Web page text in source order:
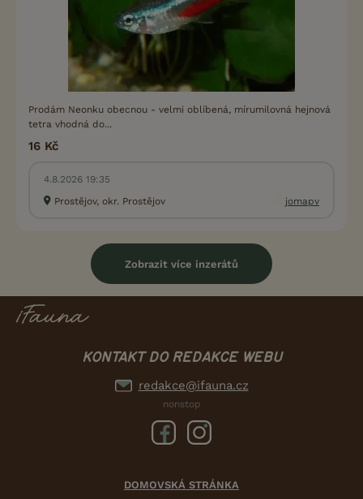
Prodám Neonku obecnou - velmi oblíbená, mírumilovná hejnová
tetra vhodná do...
16 Kč
4.8.2026 19:35
Prostějov, okr. Prostějov
jomapv
Zobrazit více inzerátů
KONTAKT DO REDAKCE WEBU
redakce@ifauna.cz
nonstop
DOMOVSKÁ STRÁNKA